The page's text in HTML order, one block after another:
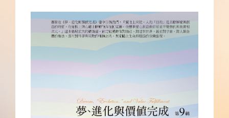
關於我們
聯絡客服
常見問題